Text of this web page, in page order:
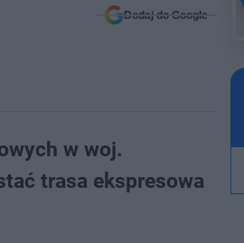
Dodaj do Google
w woj.
trasa ekspresowa